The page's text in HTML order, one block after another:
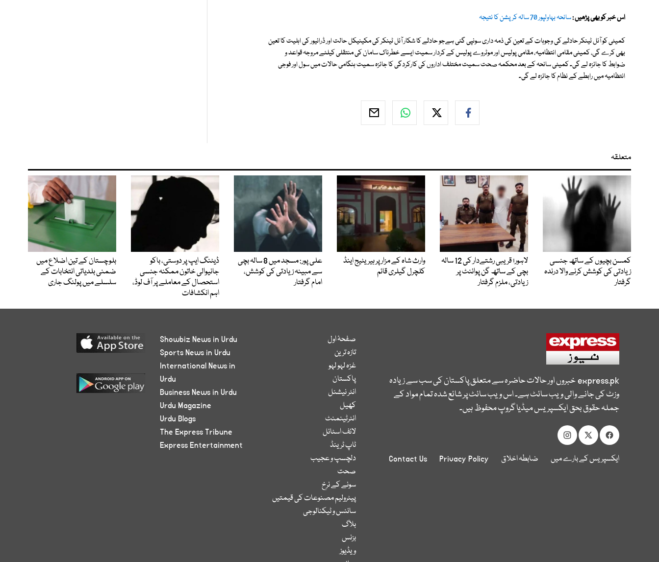
اس خبر کو بھی پڑھیں :سانحہ بہاولپور 70 سالہ کرپشن کا نتیجہ
کمیٹی کو آئل ٹینکر حادثے کی وجوہات کے تعین کی ذمہ داری سونپی گئی ہےجو حادثے کا شکار آئل ٹینکر کی مکینیکل حالت اور ڈرائیور کی اہلیت کا تعین
بھی کرے گی، کمیٹی مقامی انتظامیہ، مقامی پولیس اور موٹروے پولیس کے کردار سمیت ایسے خطرناک سامان کی منتقلی کیلئے مروجہ قواعد و
ضوابط کا جائزہ لے گی۔ کمیٹی سانحہ کے بعد محکمہ صحت سمیت مختلف اداروں کی کارکردگی کا جائزہ سمیت ہنگامی حالات میں سول اور فوجی
انتظامیہ میں رابطے کے نظام کا جائزہ لے گی۔
متعلقہ
کمسن بچیوں کے ساتھ جنسی
زیادتی کی کوشش کرنے والا درندہ
گرفتار
لاہور؛ قریبی رشتےدار کی 12 سالہ
بچی کے ساتھ گن پوائنٹ پر
زیادتی، ملزم گرفتار
وارث شاہ کے مزار پر ہیریٹیج اینڈ
کلچرل گیلری قائم
علی پور: مسجد میں 8 سالہ بچی
سے مبینہ زیادتی کی کوشش،
امام گرفتار
ڈیٹنگ ایپ پر دوستی، باکو
جانیوالی خاتون ممکنہ جنسی
استحصال کے معاملے پر آف لوڈ،
اہم انکشافات
بلوچستان کے تین اضلاع میں
ضمنی بلدیاتی انتخابات کے
سلسلے میں پولنگ جاری
express.pkخبروں اور حالات حاضرہ سے متعلق پاکستان کی سب سے زیادہ
وزٹ کی جانے والی ویب سائٹ ہے۔ اس ویب سائٹ پر شائع شدہ تمام مواد کے
جملہ حقوق بحق ایکسپریس میڈیا گروپ محفوظ ہیں۔
ایکسپریس کے بارے میں ضابطہ اخلاق Privacy Policy
Contact Us
صفحۂ اول
تازہ ترین
غزہ لہو لہو
پاکستان
انٹر نیشنل
کھیل
انٹرٹینمنٹ
لائف اسٹائل
ٹاپ ٹرینڈ
دلچسپ و عجیب
صحت
سونے کے نرخ
پیٹرولیم مصنوعات کی قیمتیں
سائنس و ٹیکنالوجی
بلاگ
بزنس
ویڈیوز
Showbiz News in Urdu
Sports News in Urdu
International News in
Urdu
Business News in Urdu
Urdu Magazine
Urdu Blogs
The Express Tribune
Express Entertainment